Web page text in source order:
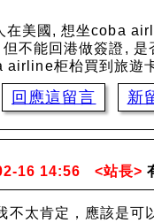
在美國, 想坐coba
不能回港做簽證, 是
airline柜枱買到旅遊
回應這留言 新
16 14:56 <站長>
不太肯定，應該是可